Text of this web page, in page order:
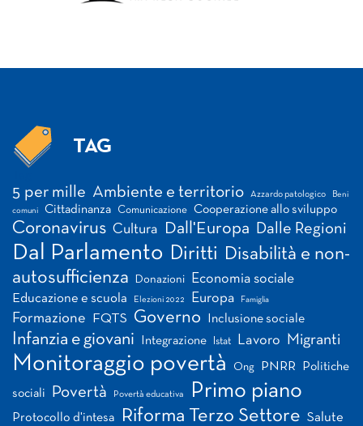
TAG
5 per mille Ambiente e territorio Azzardo patologico Beni
comuni Cittadinanza Comunicazione Cooperazione allo sviluppo
Coronavirus Cultura Dall'Europa Dalle Regioni
Dal Parlamento Diritti Disabilità e non-
autosufficienza
Donazioni Economia sociale
Educazione e scuola Elezioni 2022 Europa Famiglia
Formazione FQTS Governo Inclusione sociale
Infanzia e giovani Integrazione Istat Lavoro Migranti
Monitoraggio povertà Ong PNRR Politiche
sociali Povertà Povertà educativa Primo piano
Protocollo d'intesa Riforma Terzo Settore Salute